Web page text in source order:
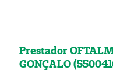
Prestador
GONÇALO